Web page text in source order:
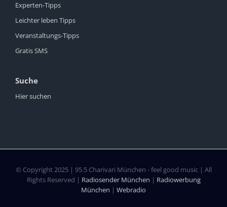
Experten-Tipps
Leichter leben Tipps
Veranstaltungs-Tipps
Gratis SMS
Suche
Hier suchen
© Copyright 2025 | 95.5 Charivari München - feel good music | All
Rights Reserved | Radiosender München | Radiowerbung
München | Webradio